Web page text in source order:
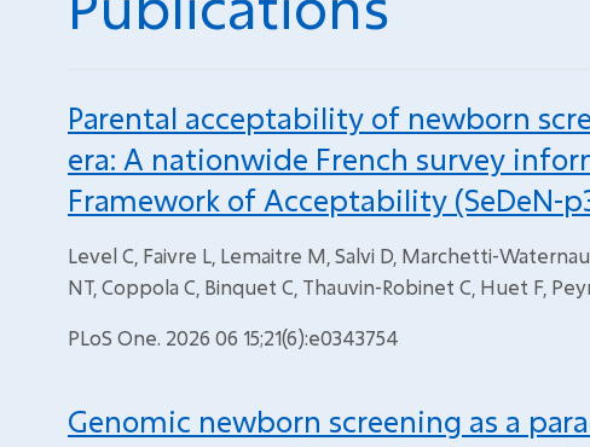
Parental acceptability of newborn
era: A nationwide French survey
Framework of Acceptability (SeDeN-
Level C, Faivre L, Lemaitre M, Salvi D, Marchetti-
NT, Coppola C, Binquet C, Thauvin-Robinet C, Huet F,
PLoS One. 2026 06 15;21(6):e0343754
Genomic newborn screening as a